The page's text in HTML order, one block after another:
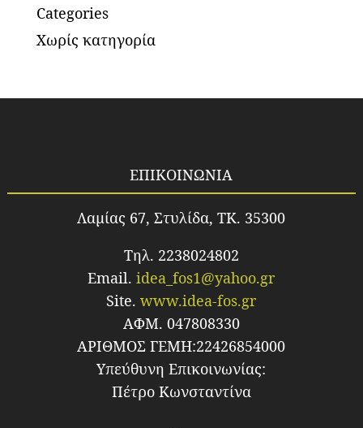
Categories
Χωρίς κατηγορία
ΕΠΙΚΟΙΝΩΝΙΑ
Λαμίας 67, Στυλίδα, TK. 35300
Τηλ. 2238024802
Email.idea_fos1@yahoo.gr
Site.www.idea-fos.gr
ΑΦΜ. 047808330
ΑΡΙΘΜΟΣ ΓΕΜΗ:22426854000
Υπεύθυνη Επικοινωνίας:
Πέτρο Κωνσταντίνα